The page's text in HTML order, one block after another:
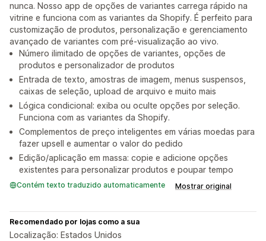
nunca. Nosso app de opções de variantes carrega rápido na
vitrine e funciona com as variantes da Shopify. É perfeito para
customização de produtos, personalização e gerenciamento
avançado de variantes com pré-visualização ao vivo.
Número ilimitado de opções de variantes, opções de
produtos e personalizador de produtos
Entrada de texto, amostras de imagem, menus suspensos,
caixas de seleção, upload de arquivo e muito mais
Lógica condicional: exiba ou oculte opções por seleção.
Funciona com as variantes da Shopify.
Complementos de preço inteligentes em várias moedas para
fazer upsell e aumentar o valor do pedido
Edição/aplicação em massa: copie e adicione opções
existentes para personalizar produtos e poupar tempo
Contém texto traduzido automaticamente Mostrar original
Recomendado por lojas como a sua
Localização: Estados Unidos